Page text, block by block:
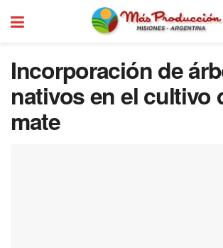
Incorporación de
nativos en el cultivo
mate